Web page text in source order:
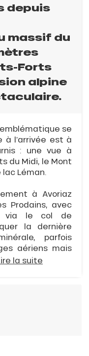
depuis
massif du
Forts
alpine
se
à l’arrivée est à
: une vue à
du Midi, le Mont
Léman.
à Avoriaz
Prodains, avec
via le col de
la dernière
parfois
aériens mais
la suite